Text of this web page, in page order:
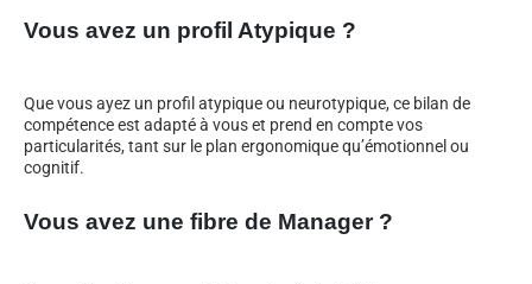
Vous avez un profil Atypique ?
Que vous ayez un profil atypique ou neurotypique, ce bilan de
compétence est adapté à vous et prend en compte vos
particularités, tant sur le plan ergonomique qu’émotionnel ou
cognitif.
Vous avez une fibre de Manager ?